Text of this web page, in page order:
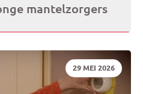
mantelzorgers
DATUM:
29 MEI 2026